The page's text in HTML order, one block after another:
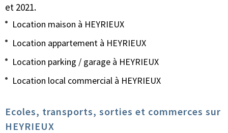
et 2021.
Location maison à HEYRIEUX
Location appartement à HEYRIEUX
Location parking / garage à HEYRIEUX
Location local commercial à HEYRIEUX
Ecoles, transports, sorties et commerces sur
HEYRIEUX